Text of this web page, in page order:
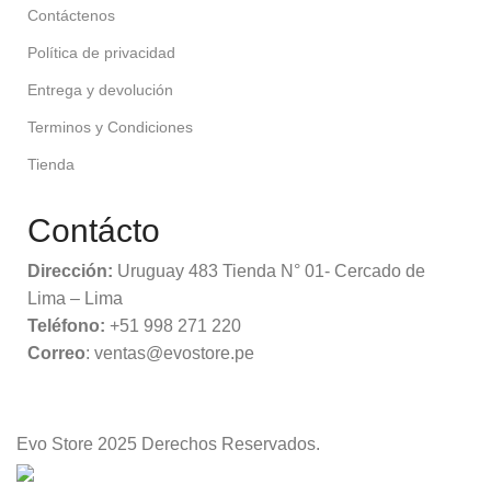
Contáctenos
Política de privacidad
Entrega y devolución
Terminos y Condiciones
Tienda
Contácto
Dirección: Uruguay 483 Tienda N° 01- Cercado de
Lima – Lima
Teléfono: +51 998 271 220
Correo: ventas@evostore.pe
Evo Store 2025 Derechos Reservados.